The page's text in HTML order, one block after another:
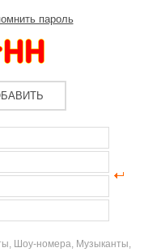
пароль
Шоу-номера, Музыканты,